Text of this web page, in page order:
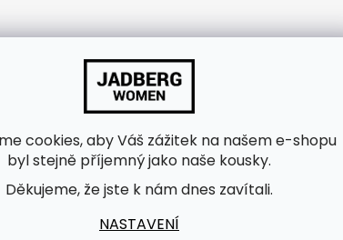
cookies, aby Váš zážitek na našem e-shopu
byl stejně příjemný jako naše kousky.
Děkujeme, že jste k nám dnes zavítali.
NASTAVENÍ